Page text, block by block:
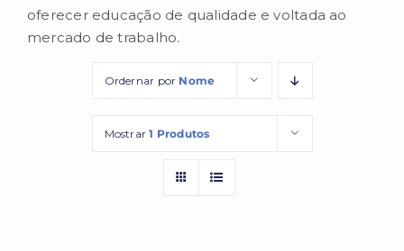
oferecer educação de qualidade e voltada ao
mercado de trabalho.
Ordernar por Nome
Mostrar1 Produtos